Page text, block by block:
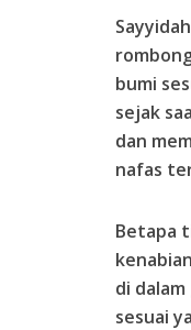
bumi
sejak
dan
nafas
Betapa
di
sesuai